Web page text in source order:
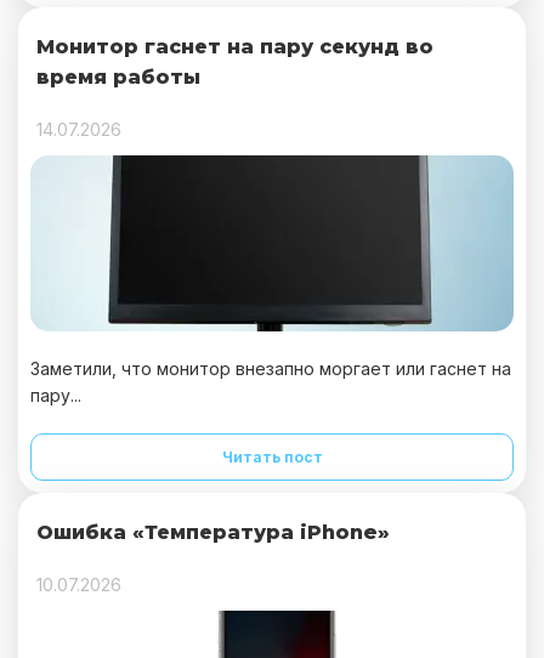
Монитор гаснет на пару секунд во
время работы
14.07.2026
Заметили, что монитор внезапно моргает или гаснет на
пару...
Читать пост
Ошибка «Температура iPhone»
10.07.2026